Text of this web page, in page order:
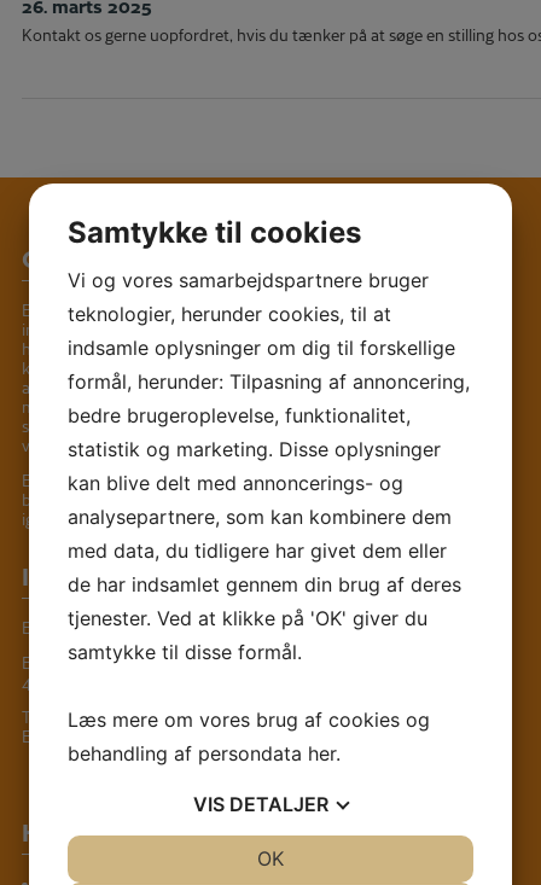
26. marts 2025
Kontakt os gerne uopfordret, hvis du tænker på at søge en stilling hos
Om Elmebo
Elmebo er ikke først og fremmest en
institution. Det er et rigtigt hjem! Et hjem,
hvor man kan være den, man er. Hvor man
kan slappe af og hvor man kan lave
aktiviteter. Hvor man kan hygge sig, og hvor
man kan holde fest. Hvor man kan være
sammen med sine venner, og hvor man kan
være sig selv.
Elmebo er det hjem, beboerne tager på
besøg fra, og det er her, de kommer hjem
igen efter endt besøg.
Informationer
Elmebo
Elmevej 4B
4293 Dianalund
Tlf.:
+45 58 28 68 90
E-mail:
info@elmebo.dk
Hurtige genveje
Samtykke til cookies
Vi og vores samarbejdspartnere bruger
teknologier, herunder cookies, til at
indsamle oplysninger om dig til forskellige
formål, herunder: Tilpasning af annoncering,
bedre brugeroplevelse, funktionalitet,
statistik og marketing. Disse oplysninger
kan blive delt med annoncerings- og
analysepartnere, som kan kombinere dem
med data, du tidligere har givet dem eller
de har indsamlet gennem din brug af deres
tjenester. Ved at klikke på 'OK' giver du
samtykke til disse formål.
Læs mere om vores brug af cookies og
behandling af persondata her.
VIS DETALJER
OK